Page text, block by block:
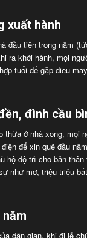
xuất hành
đầu tiên trong năm
ra khởi hành, mọi
tuổi để gặp điều
đình cầu
thừa ở nhà xong, mọi
để xin quẻ đầu
hộ độ trì cho bản
như mơ, triệu triệu
dân gian, khi đi lễ